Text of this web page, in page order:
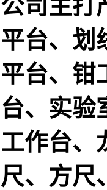
公司主打
平台、划
平台、钳
台、实验
工作台、
尺、方尺